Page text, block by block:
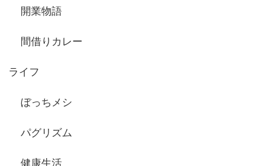
開業物語
間借りカレー
ライフ
ぼっちメシ
パグリズム
健康生活